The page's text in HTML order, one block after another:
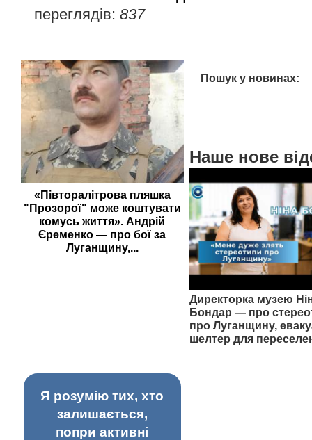
переглядів:837
«Півторалітрова пляшка
"Прозорої" може коштувати
комусь життя». Андрій
Єременко — про бої за
Луганщину,...
Пошук у новинах:
Наше нове
Директорка музею
Бондар — про
про Луганщину,
шелтер для
Я розумію тих, хто
залишається,
попри активні